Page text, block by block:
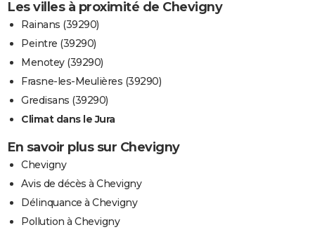
Les villes à proximité de Chevigny
Rainans (39290)
Peintre (39290)
Menotey (39290)
Frasne-les-Meulières (39290)
Gredisans (39290)
Climat dans le Jura
En savoir plus sur Chevigny
Chevigny
Avis de décès à Chevigny
Délinquance à Chevigny
Pollution à Chevigny